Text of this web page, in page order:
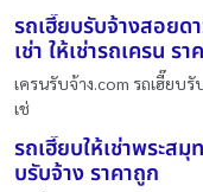
รถเฮี๊ยบรับจ้างสอยด
เช่า ให้เช่ารถเครน รา
เครนรับจ้าง.com รถเฮี๊ยบ
เช่
รถเฮี๊ยบให้เช่าพระส
บรับจ้าง ราคาถูก